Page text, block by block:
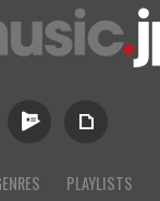
PLAYLISTS